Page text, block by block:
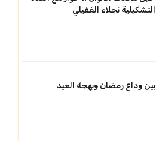
التشكيلية نجلاء الغفيلي
بين وداع رمضان وبهجة العيد